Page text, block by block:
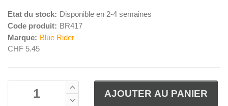
Etat du stock: Disponible en 2-4 semaines
Code produit: BR417
Marque: Blue Rider
CHF 5.45